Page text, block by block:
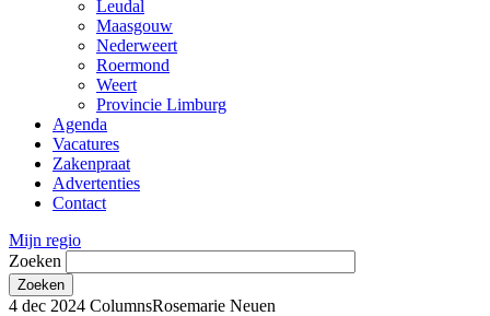
Leudal
Maasgouw
Nederweert
Roermond
Weert
Provincie Limburg
Agenda
Vacatures
Zakenpraat
Advertenties
Contact
Mijn regio
Zoeken
4 dec 2024 ColumnsRosemarie Neuen